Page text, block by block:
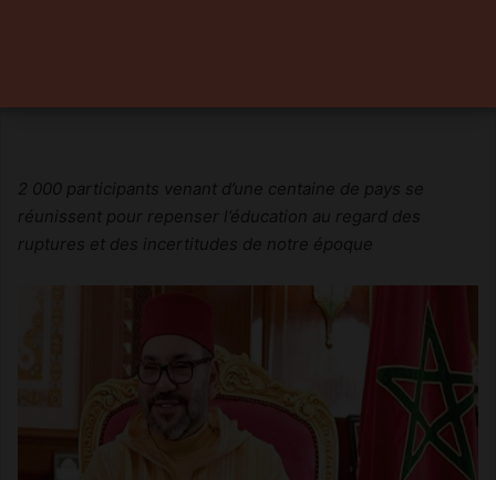
2 000 participants venant d’une centaine de pays se
réunissent pour repenser l’éducation au regard des
ruptures et des incertitudes de notre époque